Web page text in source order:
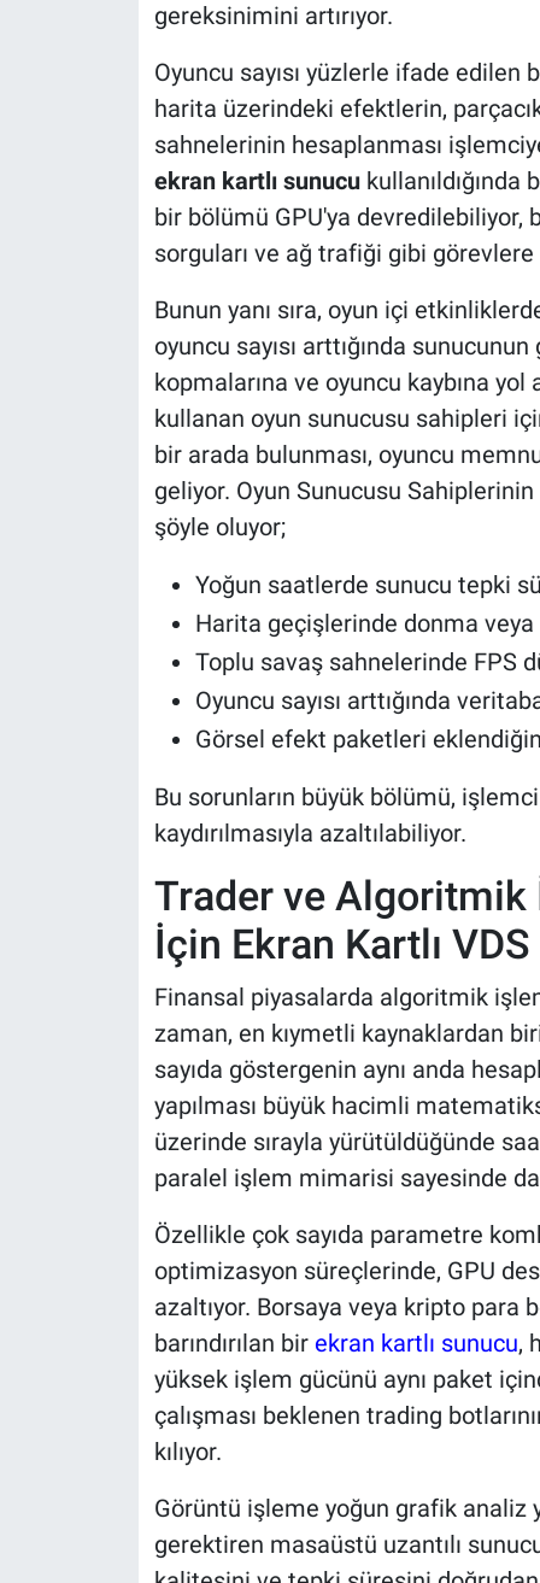
gereksinimini artırıyor.
Oyuncu sayısı yüzlerle ifade
harita üzerindeki efektlerin,
sahnelerinin hesaplanması
ekran kartlı sunucukullanıldığında
bir bölümü GPU'ya devredilebiliyor,
sorguları ve ağ trafiği gibi
Bunun yanı sıra, oyun içi
oyuncu sayısı arttığında
kopmalarına ve oyuncu kaybına
kullanan oyun sunucusu sahipleri
bir arada bulunması, oyuncu
geliyor. Oyun Sunucusu Sahiplerinin
şöyle oluyor;
Yoğun saatlerde sunucu tepki
Harita geçişlerinde donma
Toplu savaş sahnelerinde FPS
Oyuncu sayısı arttığında
Görsel efekt paketleri
Bu sorunların büyük bölümü,
kaydırılmasıyla azaltılabiliyor.
Trader ve Algoritmik
İçin Ekran Kartlı VDS
Finansal piyasalarda algoritmik
zaman, en kıymetli kaynaklardan
sayıda göstergenin aynı anda
yapılması büyük hacimli
üzerinde sırayla yürütüldüğünde
paralel işlem mimarisi sayesinde
Özellikle çok sayıda parametre
optimizasyon süreçlerinde, GPU
azaltıyor. Borsaya veya kripto para
barındırılan bir ekran kartlı sunucu,
yüksek işlem gücünü aynı paket
çalışması beklenen trading
kılıyor.
Görüntü işleme yoğun grafik analiz
gerektiren masaüstü uzantılı